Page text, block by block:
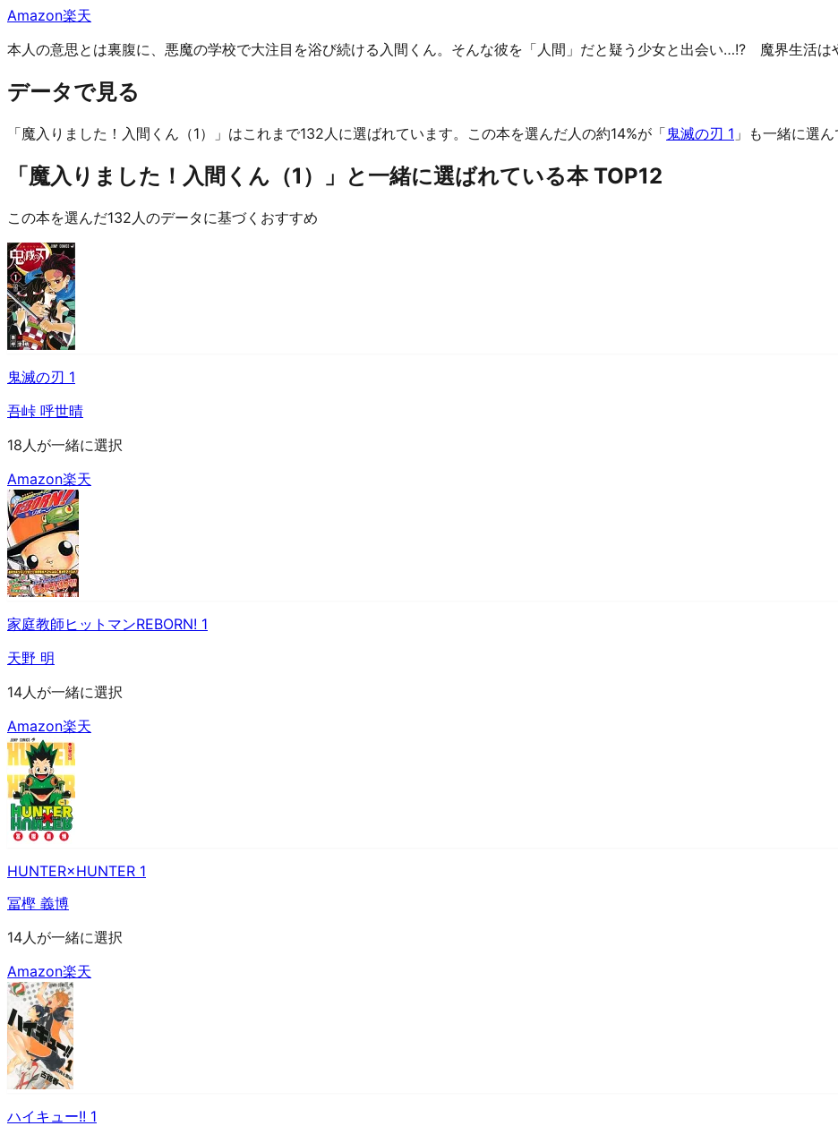
Amazon楽天
本人の意思とは裏腹に、悪魔の学校で大注目を浴び続ける入間くん。そんな彼を「人間」だと疑う少女と出会い…!? 魔界生活は
データで見る
「魔入りました！入間くん（1）」はこれまで132人に選ばれています。 この本を選んだ人の約14%が「鬼滅の刃 1 」も一緒に選ん
「魔入りました！入間くん（1）」と一緒に選ばれている本 TOP12
この本を選んだ132人のデータに基づくおすすめ
鬼滅の刃 1
吾峠 呼世晴
18人が一緒に選択
Amazon楽天
家庭教師ヒットマンREBORN! 1
天野 明
14人が一緒に選択
Amazon楽天
HUNTER×HUNTER 1
冨樫 義博
14人が一緒に選択
Amazon楽天
ハイキュー!! 1